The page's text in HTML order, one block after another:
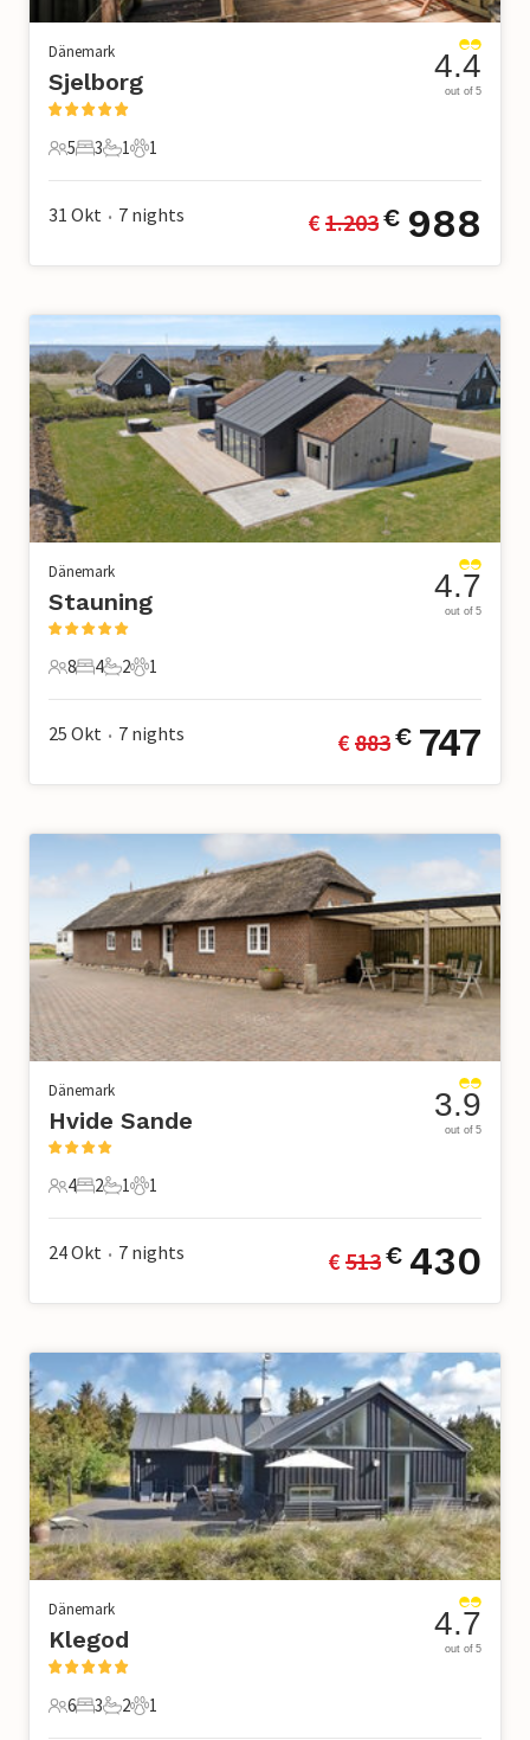
Dänemark
Sjelborg
5 Gäste
5
3 Schlafzimmer
3
1 Badezimmer
1
1 Haustier
1
4.4
out of 5
31 Okt • 7 nights € 1.203€ 988
Dänemark
Stauning
8 Gäste
8
4 Schlafzimmer
4
2 Badezimmer
2
1 Haustier
1
4.7
out of 5
25 Okt • 7 nights € 883€ 747
Dänemark
Hvide Sande
4 Gäste
4
2 Schlafzimmer
2
1 Badezimmer
1
1 Haustier
1
3.9
out of 5
24 Okt • 7 nights € 513€ 430
Dänemark
Klegod
6 Gäste
6
3 Schlafzimmer
3
2 Badezimmer
2
1 Haustier
1
4.7
out of 5